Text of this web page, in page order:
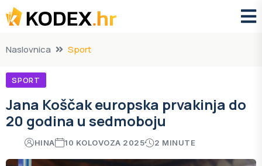
Naslovnica Sport
SPORT
Jana Koščak europska prvakinja do
20 godina u sedmoboju
HINA 10 KOLOVOZA 2025 2 MINUTE